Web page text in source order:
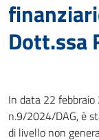
Dott.ssa
In data 22
n.9/2024/DAG, è
di livello non